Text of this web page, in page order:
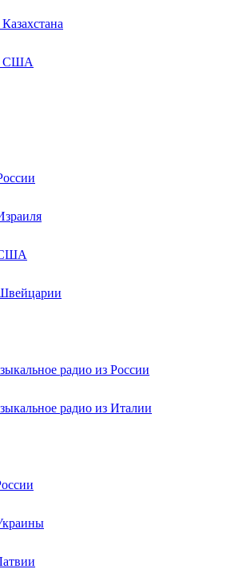
США
США
радио из России
радио из Италии